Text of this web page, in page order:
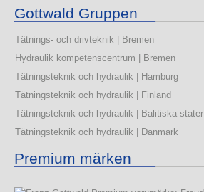
Gottwald Gruppen
Tätnings- och drivteknik | Bremen
Hydraulik kompetenscentrum | Bremen
Tätningsteknik och hydraulik | Hamburg
Tätningsteknik och hydraulik | Finland
Tätningsteknik och hydraulik | Balitiska stater
Tätningsteknik och hydraulik | Danmark
Premium märken